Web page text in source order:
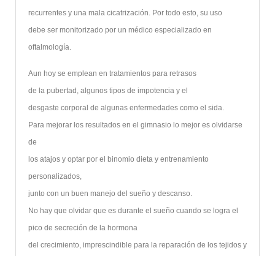
recurrentes y una mala cicatrización. Por todo esto, su uso
debe ser monitorizado por un médico especializado en
oftalmología.
Aun hoy se emplean en tratamientos para retrasos
de la pubertad, algunos tipos de impotencia y el
desgaste corporal de algunas enfermedades como el sida.
Para mejorar los resultados en el gimnasio lo mejor es olvidarse
de
los atajos y optar por el binomio dieta y entrenamiento
personalizados,
junto con un buen manejo del sueño y descanso.
No hay que olvidar que es durante el sueño cuando se logra el
pico de secreción de la hormona
del crecimiento, imprescindible para la reparación de los tejidos y